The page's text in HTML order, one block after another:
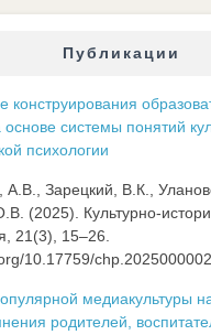
Публикации
конструирования
основе системы понятий
психологии
А.В., Зарецкий, В.К.,
(2025). Культурно-
21(3), 15–26.
10.17759/chp.2025000002
медиакультуры
родителей,